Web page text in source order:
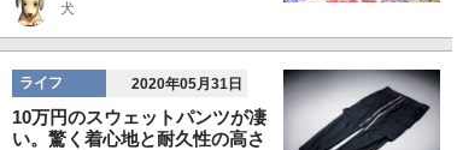
犬
ライフ 2020年05月31日
10万円のスウェットパンツが凄
い。驚く着心地と耐久性の高さ